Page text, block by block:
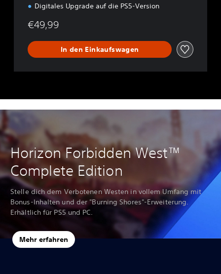
Digitales Upgrade auf die PS5-Version
€49,99
In den Einkaufswagen
Horizon Forbidden West™
Complete Edition
Stelle dich dem Verbotenen Westen in vollem Umfang mit
Bonus-Inhalten und der "Burning Shores"-Erweiterung.
Erhältlich für PS5 und PC.
Mehr erfahren